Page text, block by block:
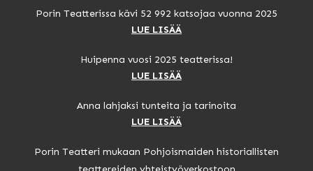
Porin Teatterissa kävi 52 992 katsojaa vuonna 2025
LUE LISÄÄ
Huipenna vuosi 2025 teatterissa!
LUE LISÄÄ
Anna lahjaksi tunteita ja tarinoita
LUE LISÄÄ
Porin Teatteri mukaan Pohjoismaiden historiallisten